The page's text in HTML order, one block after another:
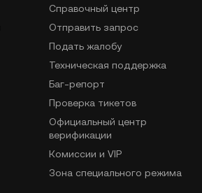
Справочный центр
Отправить запрос
Подать жалобу
Техническая поддержка
Баг-репорт
Проверка тикетов
Официальный центр
верификации
Комиссии и VIP
Зона специального режима